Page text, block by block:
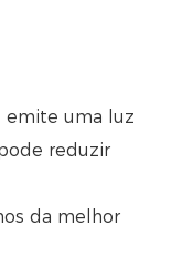
emite uma luz
reduzir